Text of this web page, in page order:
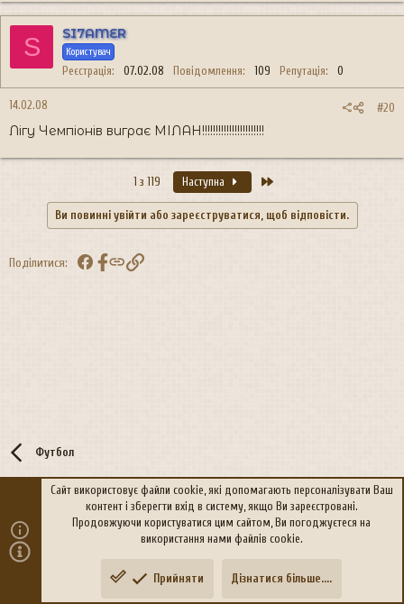
S SI7AMER
Користувач
Реєстрація 07.02.08 Повідомлення 109 Репутація 0
14.02.08 #20
Лігу Чемпіонів виграє МІЛАН!!!!!!!!!!!!!!!!!!!!!!!
1 з 119 Наступна
Ви повинні увійти або зареєструватися, щоб відповісти.
Поділитися: FacebookПосилання
Футбол
Політика конфіденційності Дoпoмoга
Community platform by XenForo
xen-foro.com.ua Зверху
Сайт використовує файли cookie, які допомагають персоналізувати Ваш
контент і зберегти вхід в систему, якщо Ви зареєстровані.
Продовжуючи користуватися цим сайтом, Ви погоджуєтеся на
використання нами файлів cookie.
Прийняти Дізнатися більше....